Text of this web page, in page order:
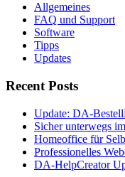
Allgemeines
FAQ und Support
Software
Tipps
Updates
Recent Posts
Update: DA-
Sicher unterwegs
Homeoffice für
Professionelles
DA-HelpCreator